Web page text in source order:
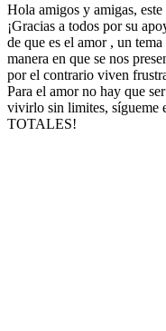
Hola amigos y amigas,
¡Gracias a todos por su
de que es el amor , un
manera en que se nos
por el contrario viven
Para el amor no hay que
vivirlo sin limites, sígueme
TOTALES!